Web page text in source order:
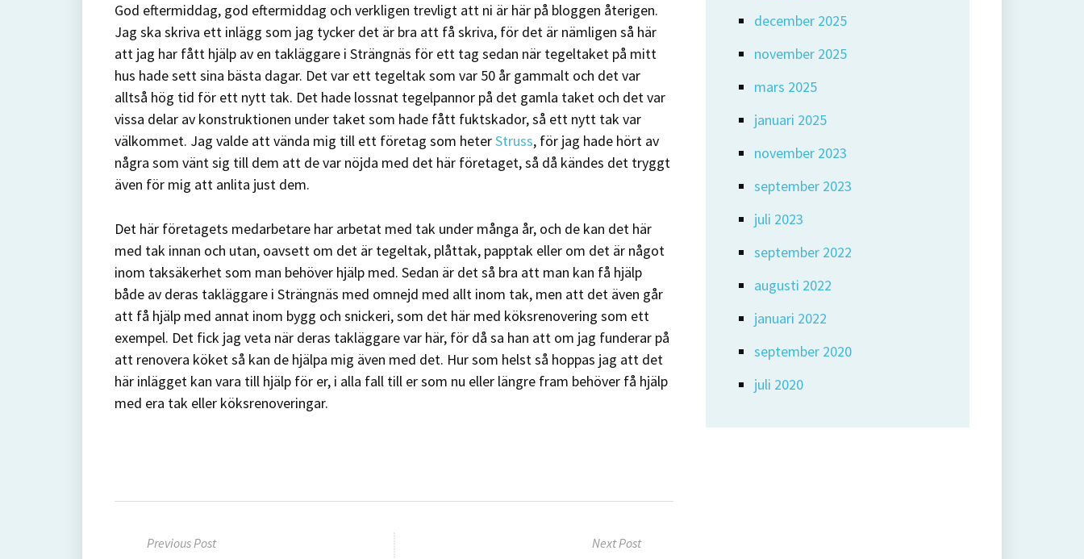
God eftermiddag, god eftermiddag och verkligen trevligt att ni är här på bloggen återigen.
Jag ska skriva ett inlägg som jag tycker det är bra att få skriva, för det är nämligen så här
att jag har fått hjälp av en takläggare i Strängnäs för ett tag sedan när tegeltaket på mitt
hus hade sett sina bästa dagar. Det var ett tegeltak som var 50 år gammalt och det var
alltså hög tid för ett nytt tak. Det hade lossnat tegelpannor på det gamla taket och det var
vissa delar av konstruktionen under taket som hade fått fuktskador, så ett nytt tak var
välkommet. Jag valde att vända mig till ett företag som heterStruss, för jag hade hört av
några som vänt sig till dem att de var nöjda med det här företaget, så då kändes det tryggt
även för mig att anlita just dem.
Det här företagets medarbetare har arbetat med tak under många år, och de kan det här
med tak innan och utan, oavsett om det är tegeltak, plåttak, papptak eller om det är något
inom taksäkerhet som man behöver hjälp med. Sedan är det så bra att man kan få hjälp
både av deras takläggare i Strängnäs med omnejd med allt inom tak, men att det även går
att få hjälp med annat inom bygg och snickeri, som det här med köksrenovering som ett
exempel. Det fick jag veta när deras takläggare var här, för då sa han att om jag funderar på
att renovera köket så kan de hjälpa mig även med det. Hur som helst så hoppas jag att det
här inlägget kan vara till hjälp för er, i alla fall till er som nu eller längre fram behöver få hjälp
med era tak eller köksrenoveringar.
Previous Post Next Post
december 2025
november 2025
mars 2025
januari 2025
november 2023
september 2023
juli 2023
september 2022
augusti 2022
januari 2022
september 2020
juli 2020